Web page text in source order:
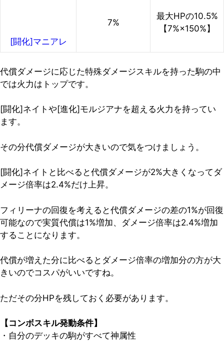
[闘化]マニアレ
7%
最大HPの10.5%
【7%×150%】
代償ダメージに応じた特殊ダメージスキルを持った駒の中
では火力はトップです。
[闘化]ネイトや[進化]モルジアナを超える火力を持ってい
ます。
その分代償ダメージが大きいので気をつけましょう。
[闘化]ネイトと比べると代償ダメージが2%大きくなってダ
メージ倍率は2.4%だけ上昇。
フィリーナの回復を考えると代償ダメージの差の1%が回復
可能なので実質代償は1%増加、ダメージ倍率は2.4%増加
することになります。
代償が増えた分に比べるとダメージ倍率の増加分の方が大
きいのでコスパがいいですね。
ただその分HPを残しておく必要があります。
【コンボスキル発動条件】
・自分のデッキの駒がすべて神属性